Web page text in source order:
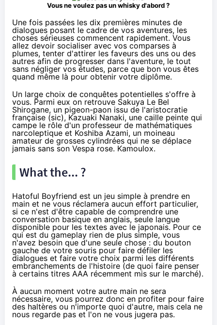
Vous ne voulez pas un whisky d'abord ?
Une fois passées les dix premières minutes de
dialogues posant le cadre de vos aventures, les
choses sérieuses commencent rapidement. Vous
allez devoir socialiser avec vos comparses à
plumes, tenter d'attirer les faveurs des uns ou des
autres afin de progresser dans l'aventure, le tout
sans négliger vos études, parce que bon vous êtes
quand même là pour obtenir votre diplôme.
Un large choix de conquêtes potentielles s'offre à
vous. Parmi eux on retrouve Sakuya Le Bel
Shirogane, un pigeon-paon issu de l'aristocratie
française (sic), Kazuaki Nanaki, une caille peinte qui
campe le rôle d'un professeur de mathématiques
narcoleptique et Koshiba Azami, un moineau
amateur de grosses cylindrées qui ne se déplace
jamais sans son Vespa rose. Kamoulox.
What the... ?
Hatoful Boyfriend est un jeu simple à prendre en
main et ne vous réclamera aucun effort particulier,
si ce n'est d'être capable de comprendre une
conversation basique en anglais, seule langue
disponible pour les textes avec le japonais. Pour ce
qui est du gameplay rien de plus simple, vous
n'avez besoin que d'une seule chose : du bouton
gauche de votre souris pour faire défiler les
dialogues et faire votre choix parmi les différents
embranchements de l'histoire (de quoi faire penser
à certains titres AAA récemment mis sur le marché).
À aucun moment votre autre main ne sera
nécessaire, vous pourrez donc en profiter pour faire
des haltères ou n'importe quoi d'autre, mais cela ne
nous regarde pas et l'on ne vous jugera pas.